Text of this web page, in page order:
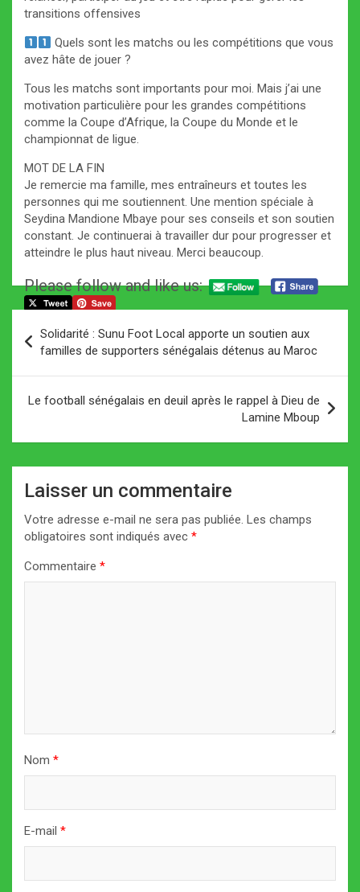
transitions offensives
Quels sont les matchs ou les compétitions que vous
avez hâte de jouer ?
Tous les matchs sont importants pour moi. Mais j’ai une
motivation particulière pour les grandes compétitions
comme la Coupe d’Afrique, la Coupe du Monde et le
championnat de ligue.
MOT DE LA FIN
Je remercie ma famille, mes entraîneurs et toutes les
personnes qui me soutiennent. Une mention spéciale à
Seydina Mandione Mbaye pour ses conseils et son soutien
constant. Je continuerai à travailler dur pour progresser et
atteindre le plus haut niveau. Merci beaucoup.
Please follow and like us:
de
l’article
Solidarité : Sunu Foot Local apporte un soutien aux
familles de supporters sénégalais détenus au Maroc
Le football sénégalais en deuil après le rappel à Dieu de
Lamine Mboup
Laisser un commentaire
Votre adresse e-mail ne sera pas publiée. Les champs
obligatoires sont indiqués avec *
Commentaire *
Nom *
E-mail *